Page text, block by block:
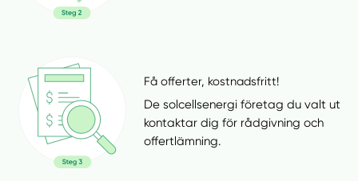
Få offerter, kostnadsfritt!
De solcellsenergi företag du valt ut
kontaktar dig för rådgivning och
offertlämning.